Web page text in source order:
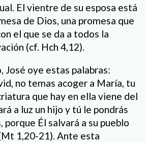
El vientre de su esposa está
de Dios, una promesa que
el que se da a todos la
(cf. Hch 4,12).
José oye estas palabras:
no temas acoger a María, tu
que hay en ella viene del
a luz un hijo y tú le pondrás
porque Él salvará a su pueblo
1,20-21). Ante esta